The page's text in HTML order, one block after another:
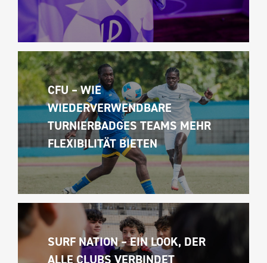
CFU – WIE
WIEDERVERWENDBARE
TURNIERBADGES TEAMS MEHR
FLEXIBILITÄT BIETEN
SURF NATION – EIN LOOK, DER
ALLE CLUBS VERBINDET